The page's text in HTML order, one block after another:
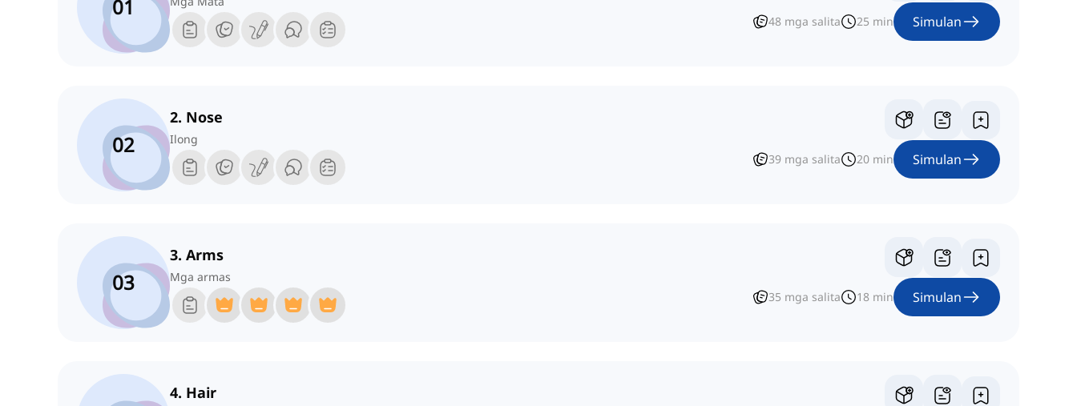
01
48 mga salita 25 min Simulan
02
2. Nose
Ilong
39 mga salita 20 min Simulan
03
3. Arms
Mga armas
35 mga salita 18 min Simulan
4. Hair